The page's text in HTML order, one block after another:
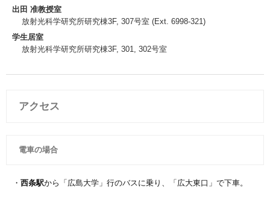
出田 准教授室
放射光科学研究所研究棟3F, 307号室 (Ext. 6998-321)
学生居室
放射光科学研究所研究棟3F, 301, 302号室
アクセス
電車の場合
・西条駅から「広島大学」行のバスに乗り、「広大東口」で下車。